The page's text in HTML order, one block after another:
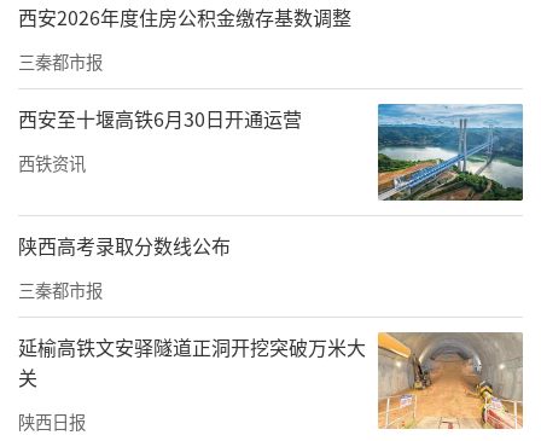
走访慰问“寄”党情
太乙路社区党委书记朱锐带领工作人员走访慰
问了社区内多名老党员，为他们颁发“光荣在
党50年”纪念章、送上困难党员慰问金等。在
老党员的家中党委书记朱锐与他们亲切交谈，
嘱咐他们保重身体，鼓励他们在生活上要勇敢
坚强地面对困难，坚定信心，保持乐观向上的
生活态度，有困难、有问题及时向组织反映。
老党员周阿姨说道：“感谢党组织的关心，我
虽然身体不太好，但我的心永远向着党，我会
西安2026年度住房公积金缴存基数调整
三秦都市报
西安至十堰高铁6月30日开通运营
西铁资讯
陕西高考录取分数线公布
三秦都市报
延榆高铁文安驿隧道正洞开挖突破万米大
关
陕西日报